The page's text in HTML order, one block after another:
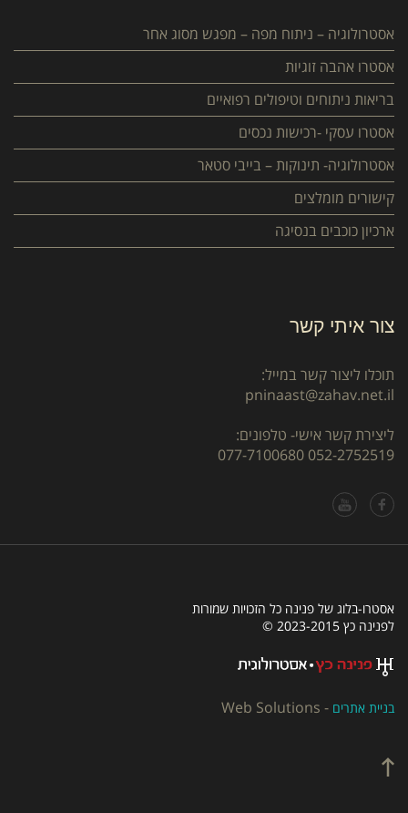
אסטרולוגיה – ניתוח מפה – מפגש מסוג אחר
אסטרו אהבה זוגיות
בריאות ניתוחים וטיפולים רפואיים
אסטרו עסקי -רכישות נכסים
אסטרולוגיה- תינוקות – בייבי סטאר
קישורים מומלצים
ארכיון כוכבים בנסיגה
צור איתי קשר
תוכלו ליצור קשר במייל:
pninaast@zahav.net.il
ליצירת קשר אישי- טלפונים:
052-2752519
077-7100680
אסטרו-בלוג של פנינה כל הזכויות שמורות
לפנינה כץ 2023-2015 ©
בניית אתרים -
Web Solutions